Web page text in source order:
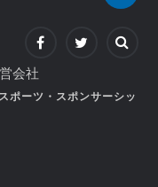
会社
ポーツ・スポンサーシッ